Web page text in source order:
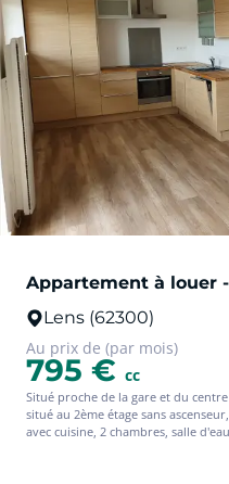
Appartement à louer
Lens (62300)
Au prix de (par mois)
795 € cc
Situé proche de la gare et du
situé au 2ème étage sans
avec cuisine, 2 chambres, salle
complète ce bien. - Les
est exposé sont disponibles sur le